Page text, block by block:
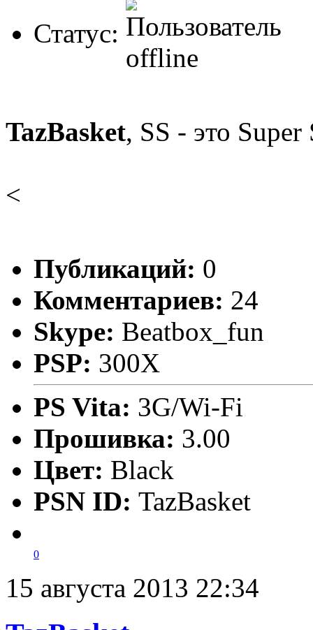
Статус:
TazBasket, SS - это
<
Публикаций: 0
Комментариев: 24
Skype: Beatbox_fun
PSP: 300X
PS Vita: 3G/Wi-Fi
Прошивка: 3.00
Цвет: Black
PSN ID: TazBasket
0
15 августа 2013 22:34